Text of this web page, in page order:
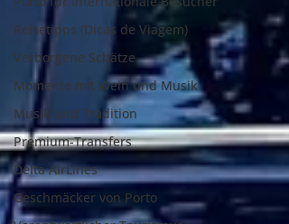
Reisetipps (Dicas de Viagem)
Verborgene Schätze
Momente mit Wein und Musik
Musik und Tradition
Premium-Transfers
Delta AirLines
Geschmäcker von Porto